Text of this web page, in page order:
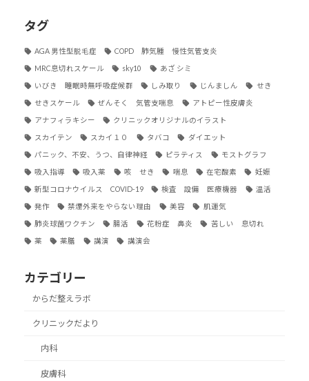
タグ
AGA 男性型脱毛症 COPD 肺気腫 慢性気管支炎
MRC息切れスケール sky10 あざ シミ
いびき 睡眠時無呼吸症候群 しみ取り じんましん せき
せきスケール ぜんそく 気管支喘息 アトピー性皮膚炎
アナフィラキシー クリニックオリジナルのイラスト
スカイテン スカイ１０ タバコ ダイエット
パニック、不安、うつ、自律神経 ピラティス モストグラフ
吸入指導 吸入薬 咳 せき 喘息 在宅酸素 妊娠
新型コロナウイルス COVID-19 検査 設備 医療機器 温活
発作 禁煙外来をやらない理由 美容 肌運気
肺炎球菌ワクチン 腸活 花粉症 鼻炎 苦しい 息切れ
薬 薬膳 講演 講演会
カテゴリー
からだ整えラボ
クリニックだより
内科
皮膚科